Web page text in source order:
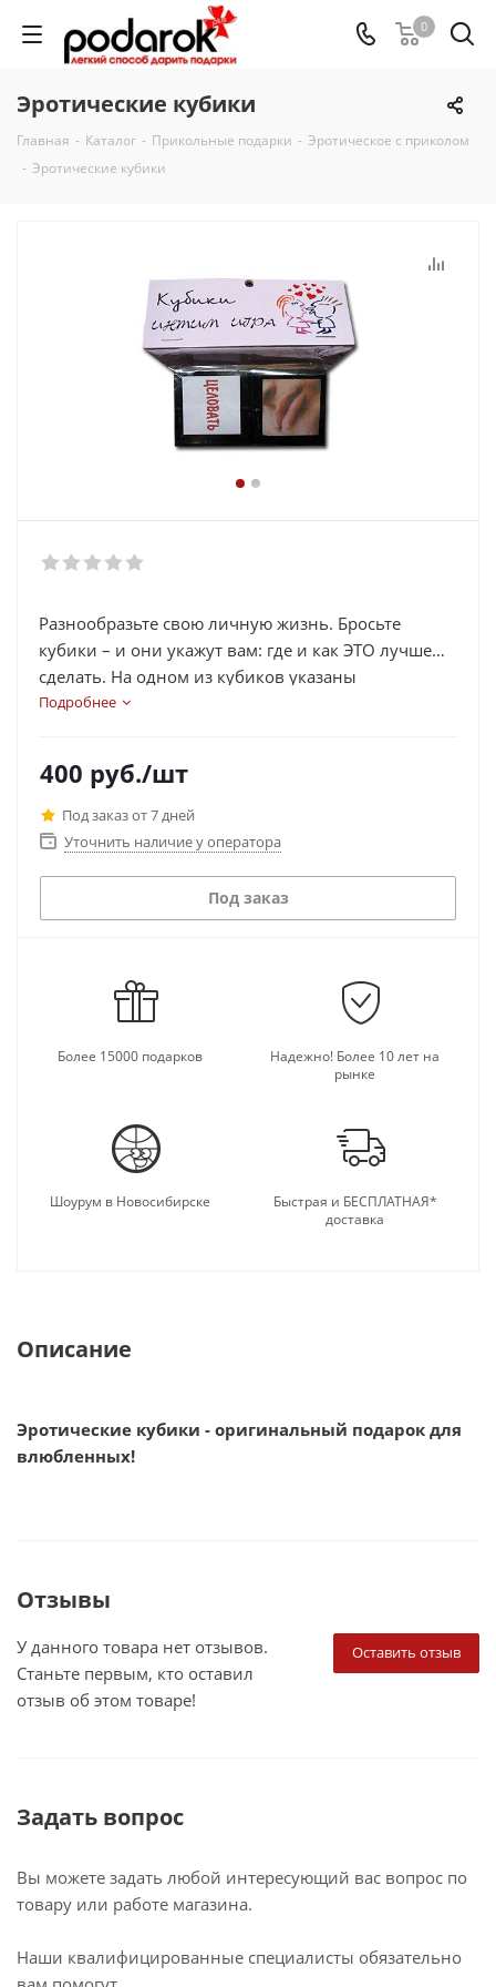
0
Эротические кубики
Главная - Каталог - Прикольные подарки - Эротическое с приколом
- Эротические кубики
Разнообразьте свою личную жизнь. Бросьте
кубики – и они укажут вам: где и как ЭТО лучше
сделать. На одном из кубиков указаны
наименования мест, где можно предаться любви!
Подробнее
400 руб./шт
Под заказ от 7 дней
Уточнить наличие у оператора
Под заказ
Более 15000 подарков
Надежно! Более 10 лет на
рынке
Шоурум в Новосибирске
Быстрая и БЕСПЛАТНАЯ*
доставка
Описание
Эротические кубики - оригинальный подарок для
влюбленных!
Отзывы
Оставить отзыв
У данного товара нет отзывов.
Станьте первым, кто оставил
отзыв об этом товаре!
Задать вопрос
Вы можете задать любой интересующий вас вопрос по
товару или работе магазина.
Наши квалифицированные специалисты обязательно